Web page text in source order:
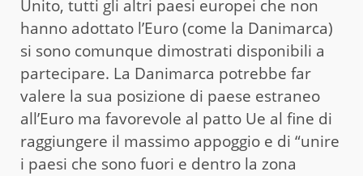
Unito, tutti gli altri paesi europei che non
hanno adottato l’Euro (come la Danimarca)
si sono comunque dimostrati disponibili a
partecipare. La Danimarca potrebbe far
valere la sua posizione di paese estraneo
all’Euro ma favorevole al patto Ue al fine di
raggiungere il massimo appoggio e di “unire
i paesi che sono fuori e dentro la zona